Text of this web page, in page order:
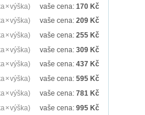
× výška) vaše cena: 170 Kč
× výška) vaše cena: 209 Kč
× výška) vaše cena: 255 Kč
× výška) vaše cena: 309 Kč
× výška) vaše cena: 437 Kč
× výška) vaše cena: 595 Kč
× výška) vaše cena: 781 Kč
× výška) vaše cena: 995 Kč